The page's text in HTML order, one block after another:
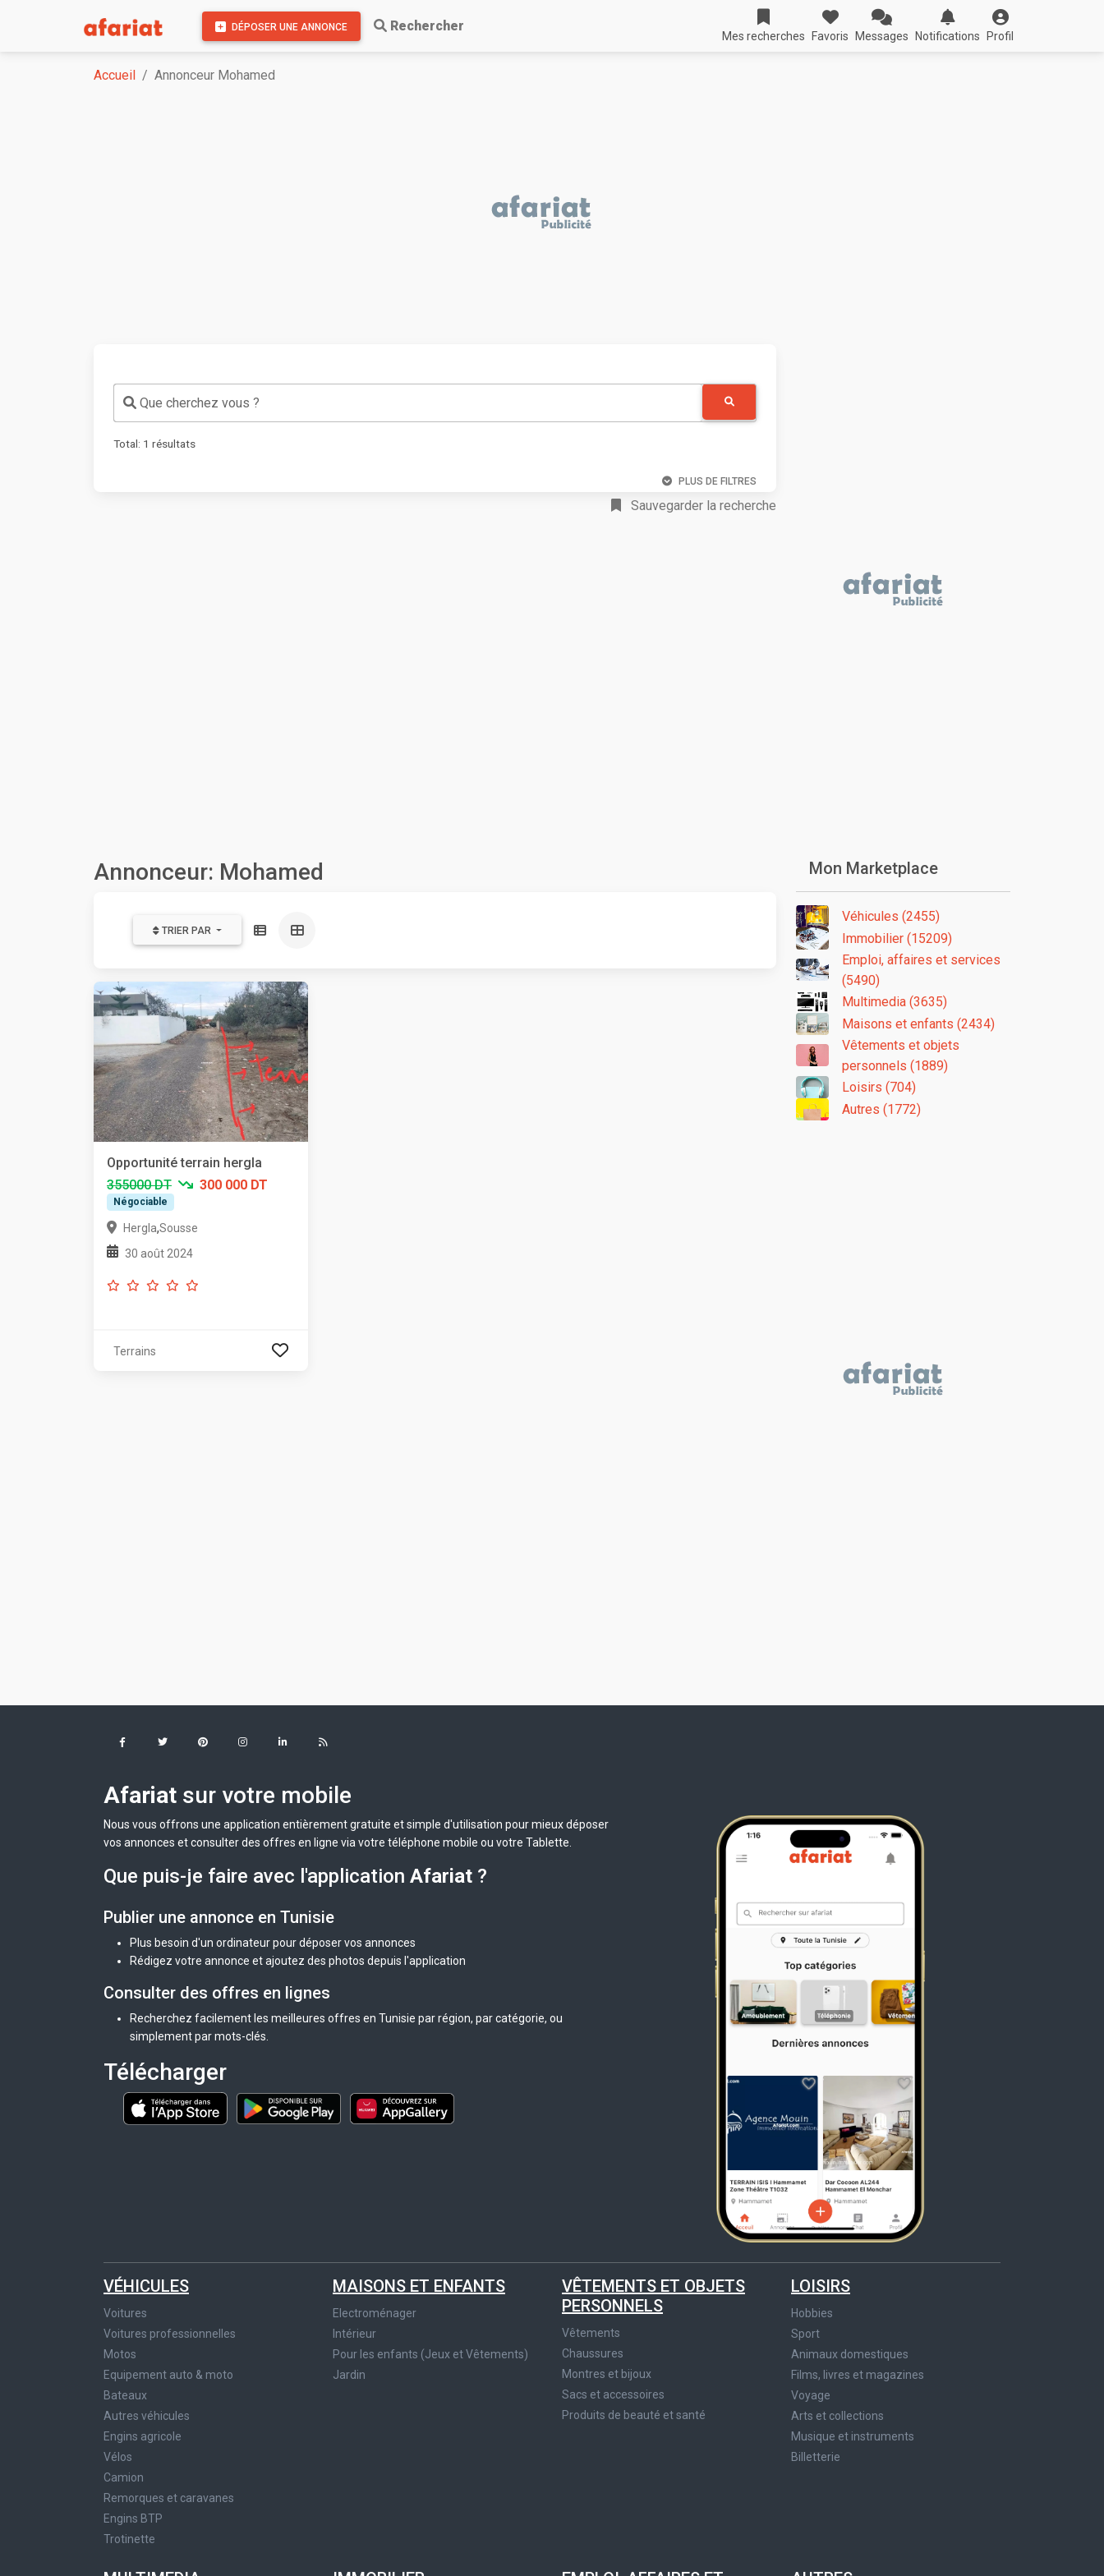
DÉPOSER UNE ANNONCE Rechercher
Mes recherches Favoris Messages Notifications Profil
Accueil Annonceur Mohamed
Que cherchez vous ?
Total: 1 résultats
PLUS DE FILTRES
Sauvegarder la recherche
Annonceur: Mohamed
TRIER PAR
Opportunité terrain hergla
355000 DT
300 000 DT
Négociable
Hergla,Sousse
30 août 2024
Terrains
Mon Marketplace
Véhicules (2455)
Immobilier (15209)
Emploi, affaires et services
(5490)
Multimedia (3635)
Maisons et enfants (2434)
Vêtements et objets
personnels (1889)
Loisirs (704)
Autres (1772)
Afariat sur votre mobile
Nous vous offrons une application entièrement gratuite et simple d'utilisation pour mieux déposer
vos annonces et consulter des offres en ligne via votre téléphone mobile ou votre Tablette.
Que puis-je faire avec l'application Afariat ?
Publier une annonce en Tunisie
Plus besoin d'un ordinateur pour déposer vos annonces
Rédigez votre annonce et ajoutez des photos depuis l'application
Consulter des offres en lignes
Recherchez facilement les meilleures offres en Tunisie par région, par catégorie, ou
simplement par mots-clés.
Télécharger
VÉHICULES
Voitures
Voitures professionnelles
Motos
Equipement auto & moto
Bateaux
Autres véhicules
Engins agricole
Vélos
Camion
Remorques et caravanes
Engins BTP
Trotinette
MAISONS ET ENFANTS
Electroménager
Intérieur
Pour les enfants (Jeux et Vêtements)
Jardin
VÊTEMENTS ET OBJETS
PERSONNELS
Vêtements
Chaussures
Montres et bijoux
Sacs et accessoires
Produits de beauté et santé
LOISIRS
Hobbies
Sport
Animaux domestiques
Films, livres et magazines
Voyage
Arts et collections
Musique et instruments
Billetterie